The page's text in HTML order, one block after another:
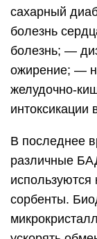
сахарный
болезнь
болезнь; —
ожирение; —
желудочно-
интоксикации
В последнее
различные
используются
сорбенты.